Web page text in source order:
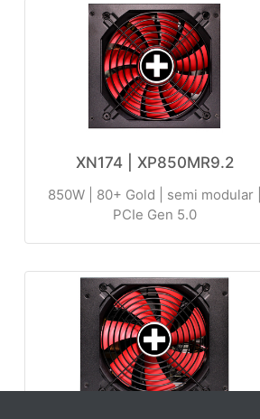
XN174 | XP850MR9.2
850W | 80+ Gold | semi modular |
PCIe Gen 5.0